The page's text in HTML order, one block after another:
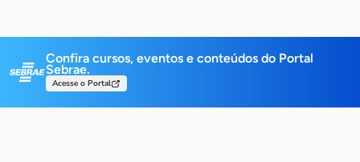
Confira cursos, eventos e conteúdos do Portal
Sebrae.
Acesse o Portal